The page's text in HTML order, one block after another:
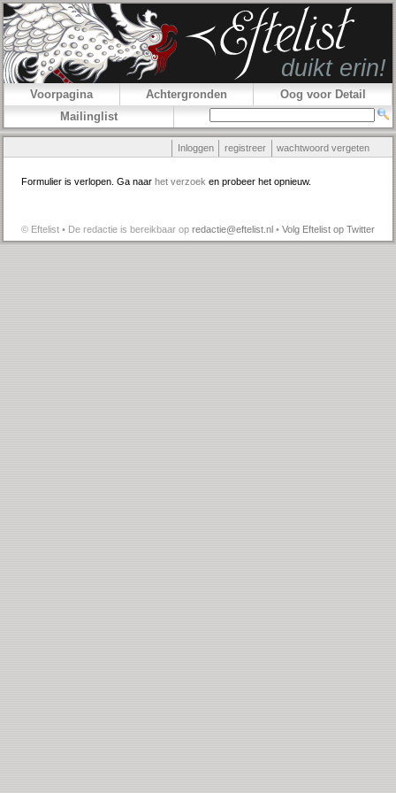
Voorpagina Achtergronden
Oog voor Detail
Mailinglist
Inloggen registreer wachtwoord vergeten
Formulier is verlopen. Ga naar het verzoek en probeer het opnieuw.
© Eftelist • De redactie is bereikbaar op redactie@eftelist.nl • Volg Eftelist op Twitter